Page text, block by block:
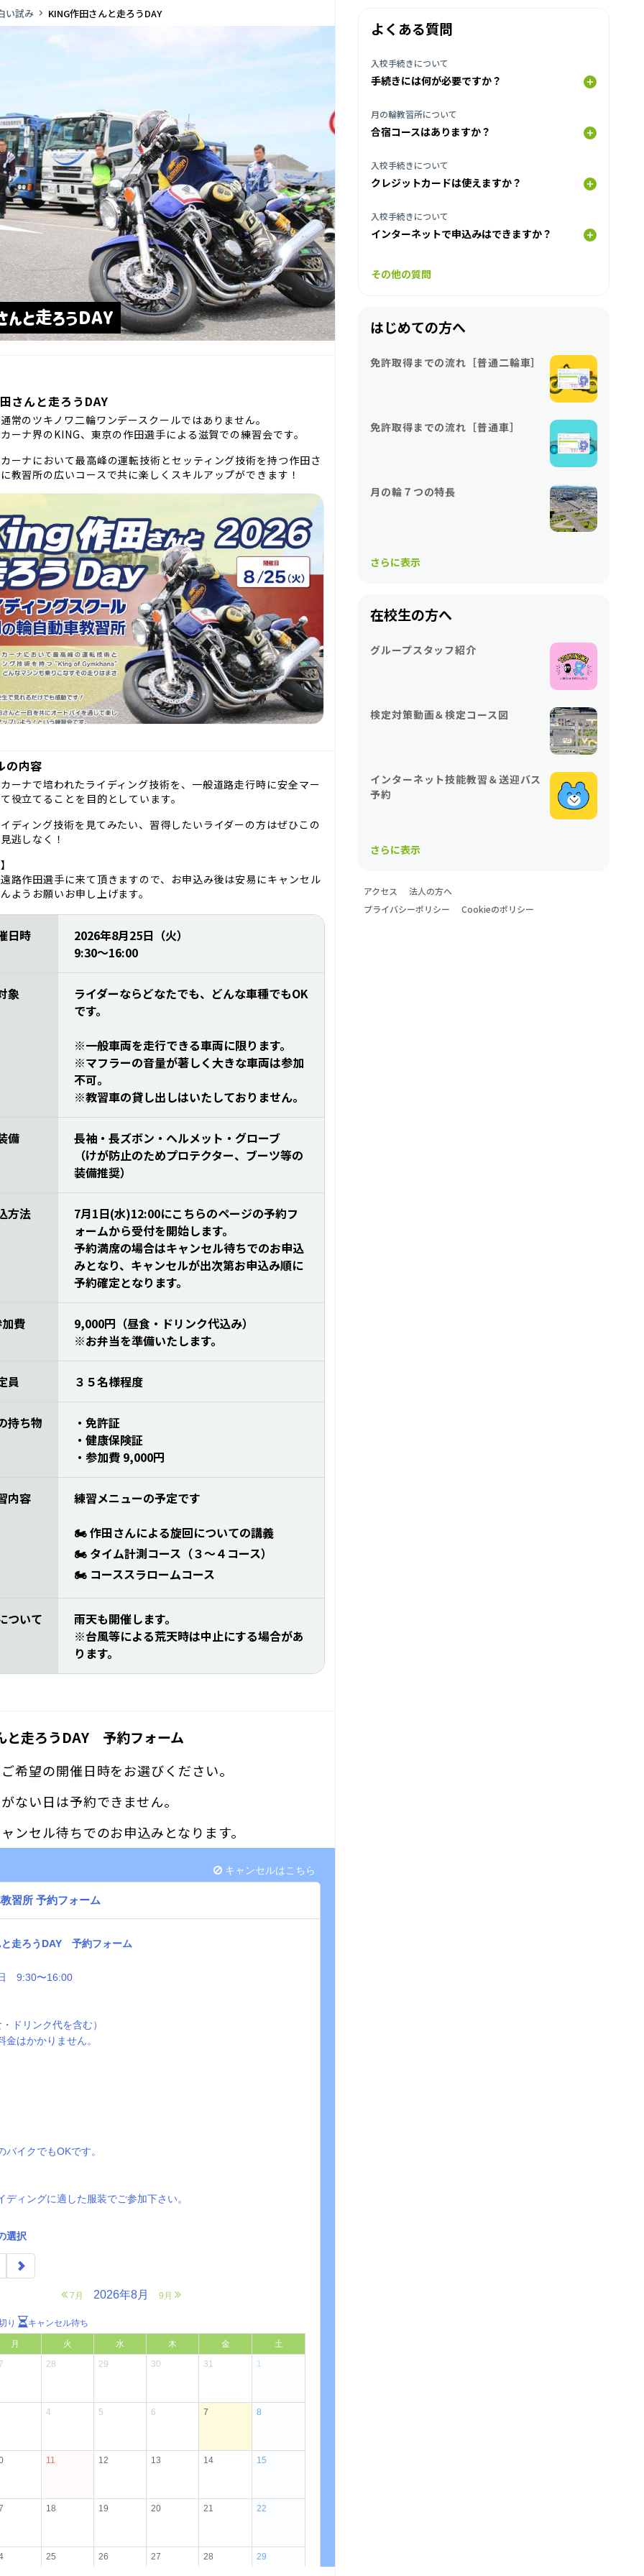
driving school
い試み KING作田さんと走ろうDAY
と走ろうDAY
さんと走ろうDAY
常のツキノワ二輪ワンデースクールではありません。
ーナ界のKING、東京の作田選手による滋賀での練習会です。
ーナにおいて最高峰の運転技術とセッティング技術を持つ作田さ
教習所の広いコースで共に楽しくスキルアップができます！
の内容
ーナで培われたライディング技術を、一般道路走行時に安全マー
役立てることを目的としています。
ディング技術を見てみたい、習得したいライダーの方はぜひこの
逃しなく！
路作田選手に来て頂きますので、お申込み後は安易にキャンセル
ようお願いお申し上げます。
日時
2026年8月25日（火）
9:30〜16:00
象
ライダーならどなたでも、どんな車種でもOK
です。
※一般車両を走行できる車両に限ります。
※マフラーの音量が著しく大きな車両は参加
不可。
※教習車の貸し出しはいたしておりません。
備
長袖・長ズボン・ヘルメット・グローブ
（けが防止のためプロテクター、ブーツ等の
装備推奨）
方法
7月1日(水)12:00にこちらのページの予約フ
ォームから受付を開始します。
予約満席の場合はキャンセル待ちでのお申込
みとなり、キャンセルが出次第お申込み順に
予約確定となります。
費
9,000円（昼食・ドリンク代込み）
※お弁当を準備いたします。
員 ３５名様程度
持ち物
・免許証
・健康保険証
・参加費 9,000円
内容
練習メニューの予定です
🏍 作田さんによる旋回についての講義
🏍 タイム計測コース（３〜４コース）
🏍 コーススラロームコース
ついて
雨天も開催します。
※台風等による荒天時は中止にする場合があ
ります。
と走ろうDAY 予約フォーム
希望の開催日時をお選びください。
い日は予約できません。
ンセル待ちでのお申込みとなります。
よくある質問
入校手続きについて
手続きには何が必要ですか？
月の輪教習所について
合宿コースはありますか？
入校手続きについて
クレジットカードは使えますか？
入校手続きについて
インターネットで申込みはできますか？
その他の質問
はじめての方へ
免許取得までの流れ［普通二輪車］
免許取得までの流れ［普通車］
月の輪７つの特長
さらに表示
在校生の方へ
グループスタッフ紹介
検定対策動画＆検定コース図
インターネット技能教習＆送迎バス
予約
さらに表示
アクセス
法人の方へ
プライバシーポリシー
Cookieのポリシー